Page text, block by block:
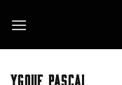
YGOUF PASCAL